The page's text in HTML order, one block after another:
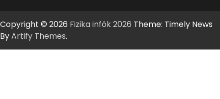
Copyright © 2026 Fizika infók 2026 Theme: Timely News
ByArtify Themes.